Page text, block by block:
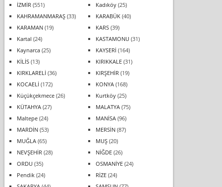
İZMİR (551) Kadıköy(25)
KAHRAMANMARAŞ(33) KARABÜK(40)
KARAMAN(19) KARS(39)
Kartal (24) KASTAMONU (31)
Kaynarca(25) KAYSERİ (164)
KİLİS(13) KIRIKKALE(31)
KIRKLARELİ (36) KIRŞEHİR (19)
KOCAELİ (172) KONYA(168)
Küçükçekmece(26) Kurtköy(25)
KÜTAHYA(27) MALATYA(75)
Maltepe(24) MANİSA(96)
MARDİN(53) MERSİN(87)
MUĞLA(65) MUŞ(20)
NEVŞEHİR (28) NİĞDE(26)
ORDU (35) OSMANİYE(24)
Pendik(24) RİZE(24)